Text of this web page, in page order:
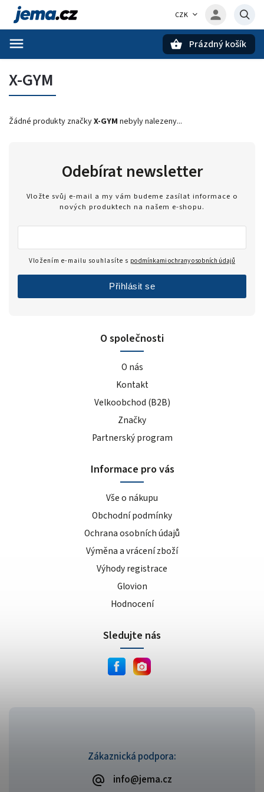
CZK
Prázdný košík
X-GYM
Žádné produkty značkyX-GYM nebyly nalezeny...
Zákaznická podpora:
info@jema.cz
O společnosti
O nás
Kontakt
Velkoobchod (B2B)
Značky
Partnerský program
Informace pro vás
Vše o nákupu
Obchodní podmínky
Ochrana osobních údajů
Výměna a vrácení zboží
Výhody registrace
Glovion
Hodnocení
Odebírat newsletter
Vložte svůj e-mail a my vám budeme zasílat informace o
nových produktech na našem e-shopu.
Vložením e-mailu souhlasíte s podmínkami ochrany osobních údajů
Přihlásit se
Sledujte nás